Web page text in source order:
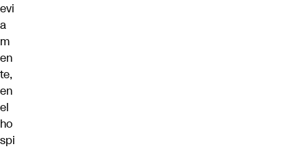
evi
a
m
en
te,
en
el
ho
spi